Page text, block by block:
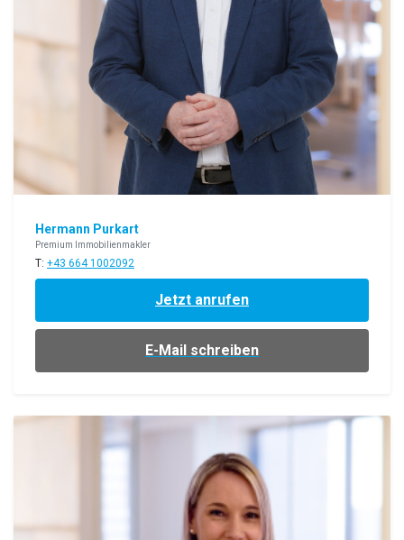
Hermann Purkart
Premium Immobilienmakler
T: +43 664 1002092
Jetzt anrufen
E-Mail schreiben